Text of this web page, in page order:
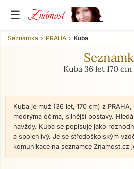
☰ Známost
Seznamka PRAHA Kuba
Kuba 36 let 170 cm
Kuba je muž (36 let, 170 cm) z PRAHA,
modrýma očima, silnější postavy.
navždy. Kuba se popisuje jako
a spolehlivý. Je se středoškolským
komunikace na seznamce Znamost.cz